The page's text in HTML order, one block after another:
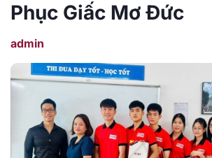
Phục Giấc Mơ Đức
admin